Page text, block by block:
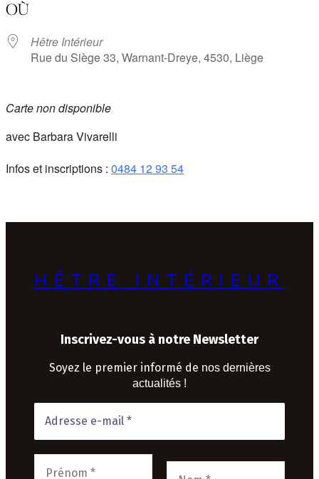
OÙ
Hêtre Intérieur
Rue du Siège 33, Warnant-Dreye, 4530, Liège
Carte non disponible
avec Barbara Vivarelli
Infos et inscriptions : 0484 12 93 54
HÊTRE INTÉRIEUR
Inscrivez-vous à notre Newsletter
Soyez le premier informé de nos dernières
actualités !